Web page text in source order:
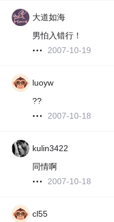
大道如海
男怕入错行！
2007-10-19
luoyw
??
2007-10-18
kulin3422
同情啊
2007-10-18
cl55